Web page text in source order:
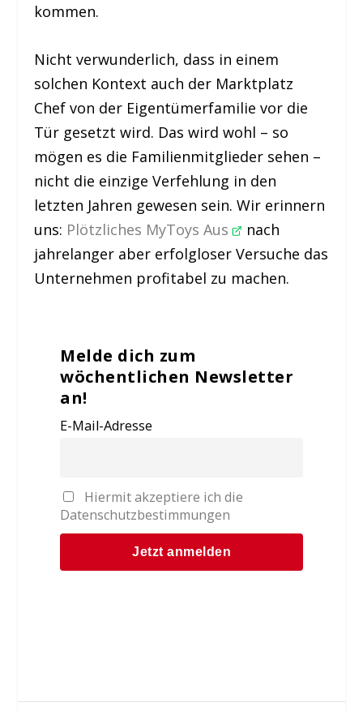
kommen.
Nicht verwunderlich, dass in einem
solchen Kontext auch der Marktplatz
Chef von der Eigentümerfamilie vor die
Tür gesetzt wird. Das wird wohl – so
mögen es die Familienmitglieder sehen –
nicht die einzige Verfehlung in den
letzten Jahren gewesen sein. Wir erinnern
uns: Plötzliches MyToys Aus
nach
jahrelanger aber erfolgloser Versuche das
Unternehmen profitabel zu machen.
Melde dich zum
wöchentlichen Newsletter
an!
E-Mail-Adresse
Hiermit akzeptiere ich die
Datenschutzbestimmungen